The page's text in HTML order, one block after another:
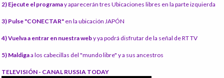
2) Ejecute el programay aparecerán tres Ubicaciones libres en la parte izquierda
3) Pulse "CONECTAR" en la ubicación JAPÓN
4) Vuelva a entrar en nuestra weby ya podrá disfrutar de la señal de RT TV
5) Maldigaa los cabecillas del "mundo libre" y a sus ancestros
TELEVISIÓN - CANAL RUSSIA TODAY